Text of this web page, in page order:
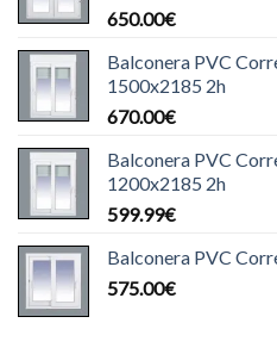
650.00€
Balconera PVC
1500x2185 2h
670.00€
Balconera PVC
1200x2185 2h
599.99€
Balconera PVC
575.00€